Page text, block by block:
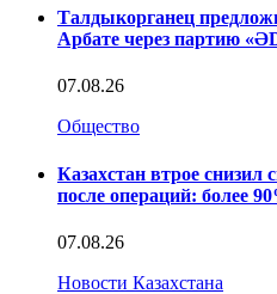
Талдыкорганец
Арбате через партию
07.08.26
Общество
Казахстан втрое снизил
после операций: более
07.08.26
Новости Казахстана